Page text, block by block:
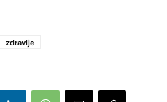
zdravlje